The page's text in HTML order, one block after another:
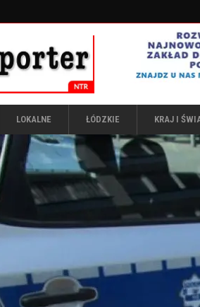
LOKALNE ŁÓDZKIE KRAJ I